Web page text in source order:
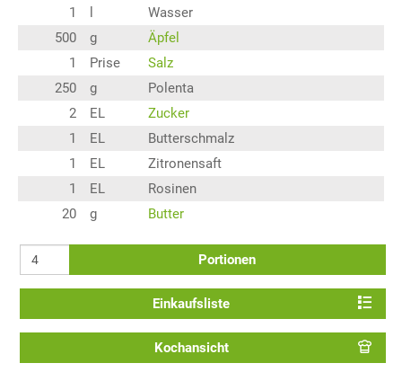
1
Wasser
500
g
Äpfel
1
Prise
Salz
250
g
Polenta
2
EL
Zucker
1
EL
Butterschmalz
1
EL
Zitronensaft
1
EL
Rosinen
20
g Butter
Portionen
Einkaufsliste
Kochansicht